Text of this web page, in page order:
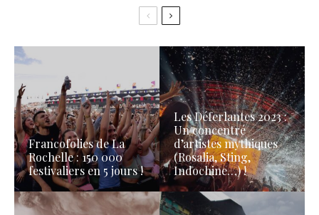
Francofolies de La
Rochelle : 150 000
festivaliers en 5 jours !
Les Déferlantes 2023 :
Un concentré
d’artistes mythiques
(Rosalia, Sting,
Indochine…) !